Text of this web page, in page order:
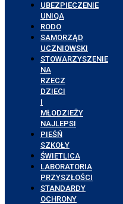
UBEZPIECZENIE
UNIQA
RODO
SAMORZĄD
UCZNIOWSKI
STOWARZYSZENIE
NA
RZECZ
DZIECI
I
MŁODZIEŻY
NAJLEPSI
PIEŚŃ
SZKOŁY
ŚWIETLICA
LABORATORIA
PRZYSZŁOŚCI
STANDARDY
OCHRONY